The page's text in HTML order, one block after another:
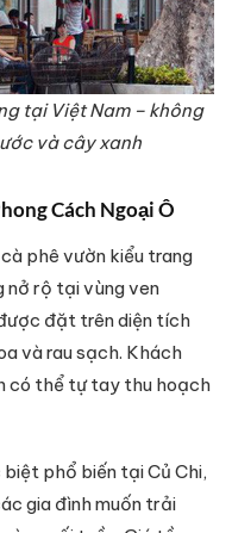
tại Việt Nam – không
và cây xanh
Cách Ngoại Ô
phê vườn kiểu trang
rộ tại vùng ven
đặt trên diện tích
và rau sạch. Khách
có thể tự tay thu hoạch
phổ biến tại Củ Chi,
gia đình muốn trải